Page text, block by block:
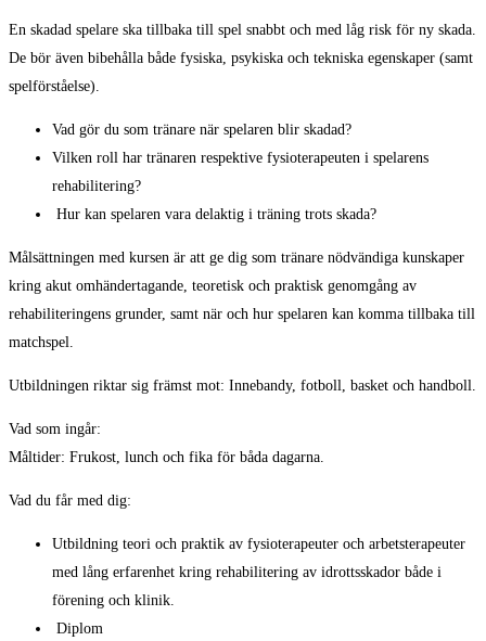
En skadad spelare ska tillbaka till spel snabbt och med låg risk för ny skada.
De bör även bibehålla både fysiska, psykiska och tekniska egenskaper (samt
spelförståelse).
Vad gör du som tränare när spelaren blir skadad?
Vilken roll har tränaren respektive fysioterapeuten i spelarens
rehabilitering?
Hur kan spelaren vara delaktig i träning trots skada?
Målsättningen med kursen är att ge dig som tränare nödvändiga kunskaper
kring akut omhändertagande, teoretisk och praktisk genomgång av
rehabiliteringens grunder, samt när och hur spelaren kan komma tillbaka till
matchspel.
Utbildningen riktar sig främst mot: Innebandy, fotboll, basket och handboll.
Vad som ingår:
Måltider: Frukost, lunch och fika för båda dagarna.
Vad du får med dig:
Utbildning teori och praktik av fysioterapeuter och arbetsterapeuter
med lång erfarenhet kring rehabilitering av idrottsskador både i
förening och klinik.
Diplom